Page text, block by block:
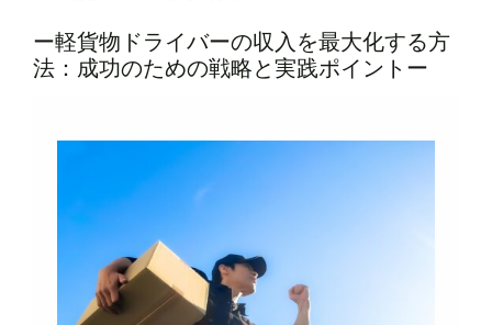
ー軽貨物ドライバーの収入を最大化する方
法：成功のための戦略と実践ポイントー